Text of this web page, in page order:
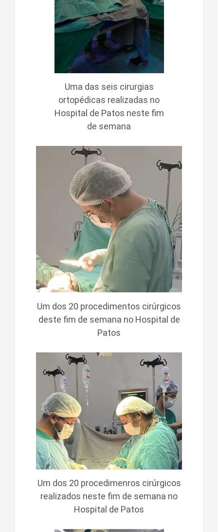
Uma das seis cirurgias
ortopédicas realizadas no
Hospital de Patos neste fim
de semana
Um dos 20 procedimentos cirúrgicos
deste fim de semana no Hospital de
Patos
Um dos 20 procedimenros cirúrgicos
realizados neste fim de semana no
Hospital de Patos